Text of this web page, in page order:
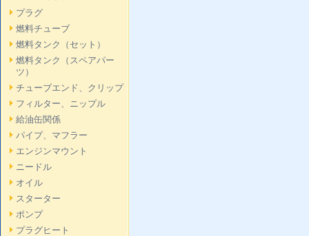
プラグ
燃料チューブ
燃料タンク（セット）
燃料タンク（スペアパー
ツ）
チューブエンド、クリップ
フィルター、ニップル
給油缶関係
パイプ、マフラー
エンジンマウント
ニードル
オイル
スターター
ポンプ
プラグヒート